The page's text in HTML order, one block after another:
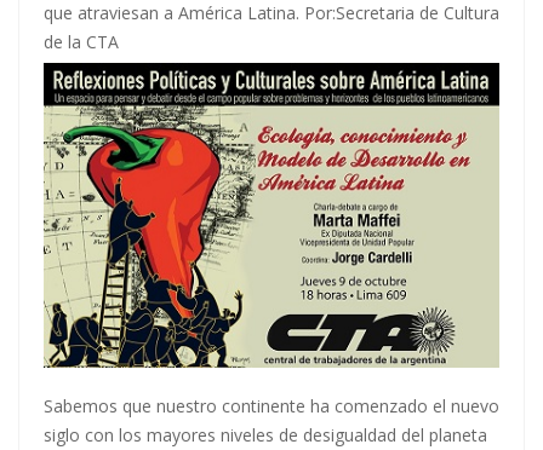
que atraviesan a América Latina. Por:Secretaria de Cultura
de la CTA
Sabemos que nuestro continente ha comenzado el nuevo
siglo con los mayores niveles de desigualdad del planeta